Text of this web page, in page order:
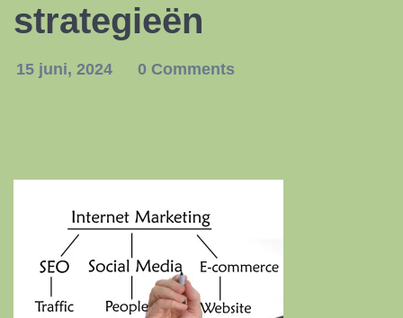
strategieën
15 juni, 2024 0 Comments